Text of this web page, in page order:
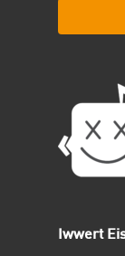
Iwwert